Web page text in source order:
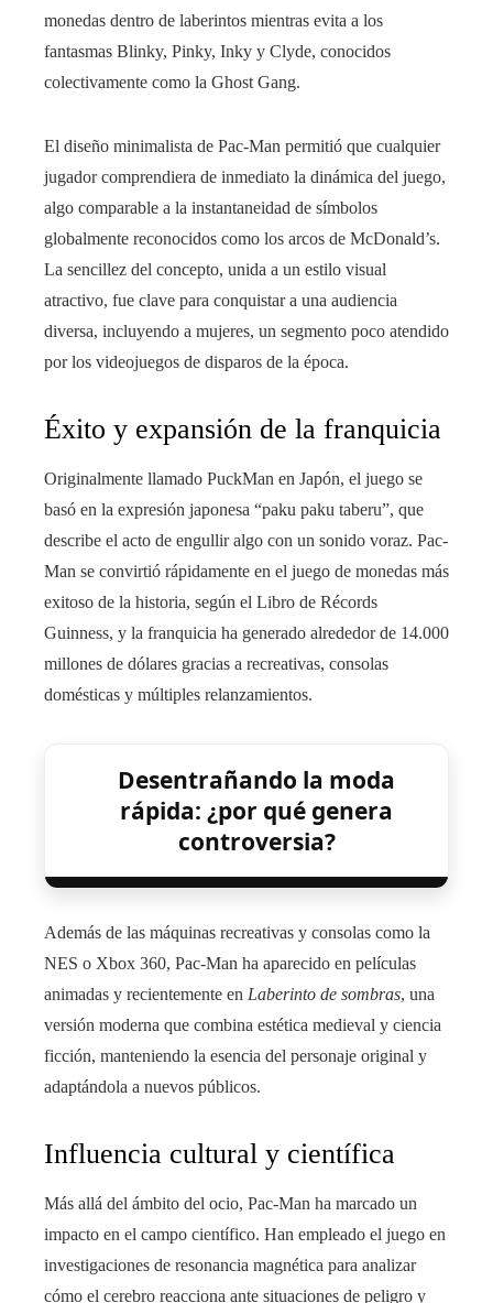
monedas dentro de laberintos mientras evita a los
fantasmas Blinky, Pinky, Inky y Clyde, conocidos
colectivamente como la Ghost Gang.
El diseño minimalista de Pac-Man permitió que cualquier
jugador comprendiera de inmediato la dinámica del juego,
algo comparable a la instantaneidad de símbolos
globalmente reconocidos como los arcos de McDonald’s.
La sencillez del concepto, unida a un estilo visual
atractivo, fue clave para conquistar a una audiencia
diversa, incluyendo a mujeres, un segmento poco atendido
por los videojuegos de disparos de la época.
Éxito y expansión de la franquicia
Originalmente llamado PuckMan en Japón, el juego se
basó en la expresión japonesa “paku paku taberu”, que
describe el acto de engullir algo con un sonido voraz. Pac-
Man se convirtió rápidamente en el juego de monedas más
exitoso de la historia, según el Libro de Récords
Guinness, y la franquicia ha generado alrededor de 14.000
millones de dólares gracias a recreativas, consolas
domésticas y múltiples relanzamientos.
Desentrañando la moda
rápida: ¿por qué genera
controversia?
Además de las máquinas recreativas y consolas como la
NES o Xbox 360, Pac-Man ha aparecido en películas
animadas y recientemente en Laberinto de sombras, una
versión moderna que combina estética medieval y ciencia
ficción, manteniendo la esencia del personaje original y
adaptándola a nuevos públicos.
Influencia cultural y científica
Más allá del ámbito del ocio, Pac-Man ha marcado un
impacto en el campo científico. Han empleado el juego en
investigaciones de resonancia magnética para analizar
cómo el cerebro reacciona ante situaciones de peligro y